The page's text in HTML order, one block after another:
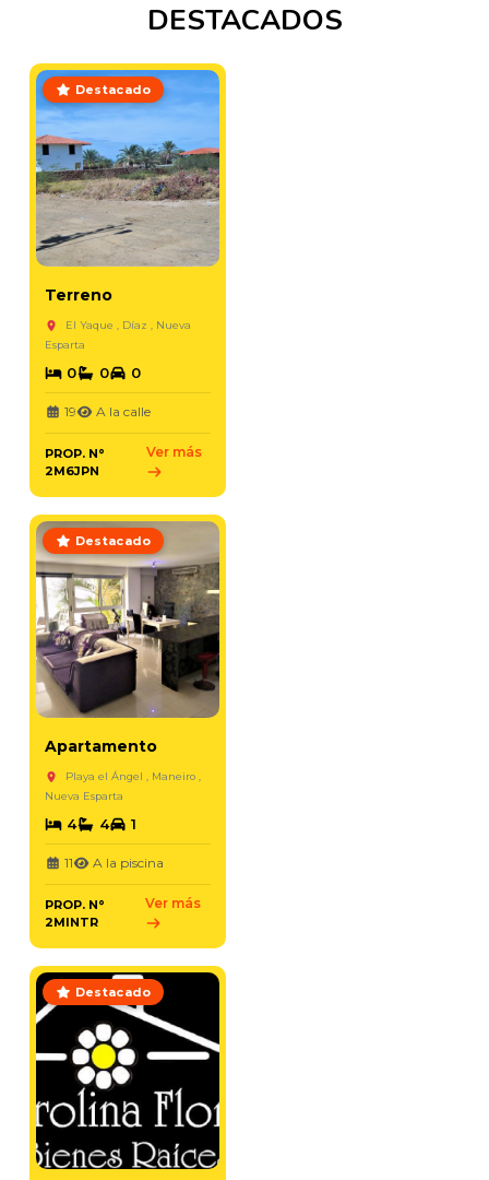
DESTACADOS
Destacado
Terreno
El Yaque , Díaz , Nueva
Esparta
0 0 0
19 A la calle
PROP. N°
2M6JPN
Ver más
Destacado
Apartamento
Playa el Ángel , Maneiro ,
Nueva Esparta
4 4 1
11 A la piscina
PROP. N°
2MINTR
Ver más
Destacado